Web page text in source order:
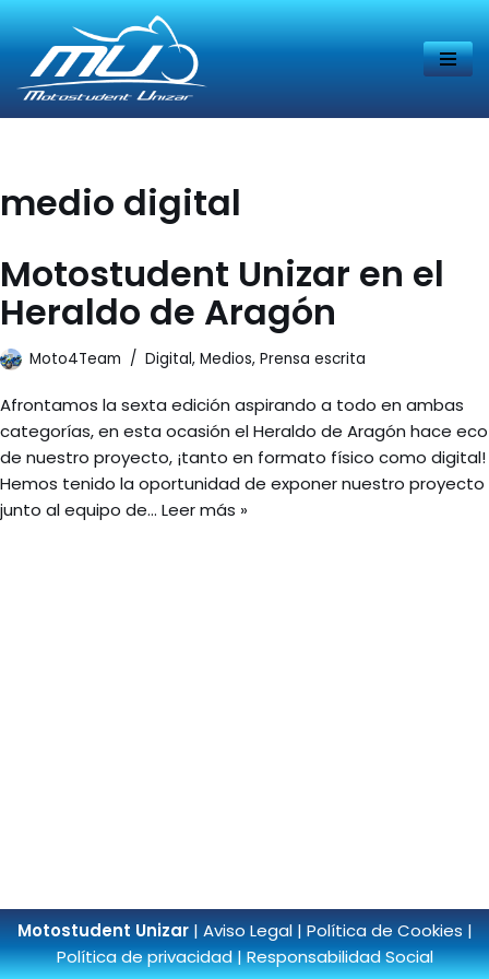
Saltar
al
medio digital
Motostudent Unizar en el
Heraldo de Aragón
Moto4Team Digital, Medios, Prensa escrita
Afrontamos la sexta edición aspirando a todo en ambas
categorías, en esta ocasión el Heraldo de Aragón hace eco
de nuestro proyecto, ¡tanto en formato físico como digital!
Hemos tenido la oportunidad de exponer nuestro proyecto
junto al equipo de… Leer más »
Motostudent Unizar|Aviso Legal|Política de Cookies|
Política de privacidad|Responsabilidad Social